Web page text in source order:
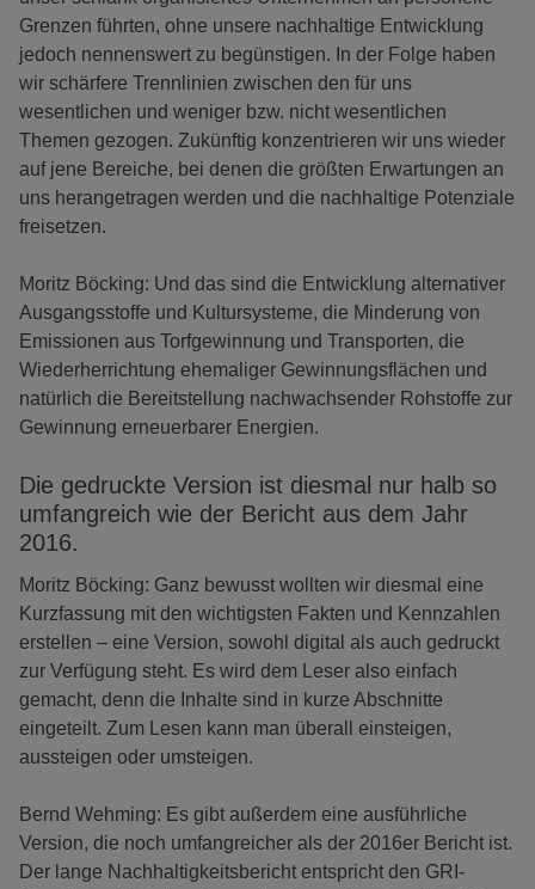
Grenzen führten, ohne unsere nachhaltige Entwicklung
jedoch nennenswert zu begünstigen. In der Folge haben
wir schärfere Trennlinien zwischen den für uns
wesentlichen und weniger bzw. nicht wesentlichen
Themen gezogen. Zukünftig konzentrieren wir uns wieder
auf jene Bereiche, bei denen die größten Erwartungen an
uns herangetragen werden und die nachhaltige Potenziale
freisetzen.
Moritz Böcking: Und das sind die Entwicklung alternativer
Ausgangsstoffe und Kultursysteme, die Minderung von
Emissionen aus Torfgewinnung und Transporten, die
Wiederherrichtung ehemaliger Gewinnungsflächen und
natürlich die Bereitstellung nachwachsender Rohstoffe zur
Gewinnung erneuerbarer Energien.
Die gedruckte Version ist diesmal nur halb so
umfangreich wie der Bericht aus dem Jahr
2016.
Moritz Böcking: Ganz bewusst wollten wir diesmal eine
Kurzfassung mit den wichtigsten Fakten und Kennzahlen
erstellen – eine Version, sowohl digital als auch gedruckt
zur Verfügung steht. Es wird dem Leser also einfach
gemacht, denn die Inhalte sind in kurze Abschnitte
eingeteilt. Zum Lesen kann man überall einsteigen,
aussteigen oder umsteigen.
Bernd Wehming: Es gibt außerdem eine ausführliche
Version, die noch umfangreicher als der 2016er Bericht ist.
Der lange Nachhaltigkeitsbericht entspricht den GRI-